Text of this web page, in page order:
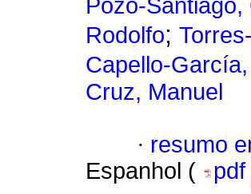
Pozo-
Rodolfo;
Capello-
Cruz, Manuel
· resumo
Espanhol (
pdf